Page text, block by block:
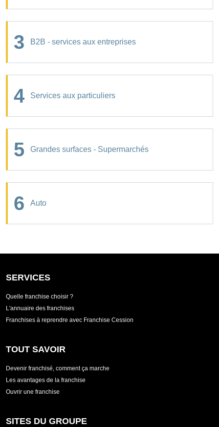
3 B2B - services aux entreprises
4 Services aux particuliers
5 Grandes surfaces - Supermarchés
6 Auto
SERVICES
Quelle franchise choisir ?
L'annuaire des franchises
Franchises à reprendre avec Franchise Cession
TOUT SAVOIR
Devenir franchisé, comment ça marche
Les avantages de la franchise
Ouvrir une franchise
SITES DU GROUPE